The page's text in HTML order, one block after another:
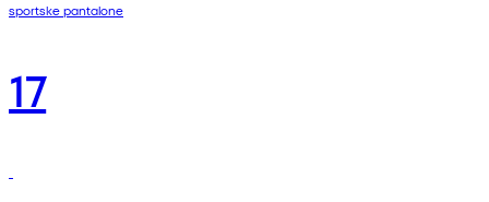
sportske pantalone
17